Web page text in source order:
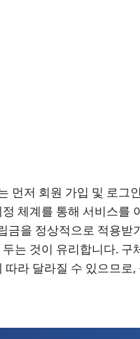
먼저 회원 가입 및 로그
체계를 통해 서비스를
금을 정상적으로 적용받
는 것이 유리합니다. 구
라 달라질 수 있으므로,